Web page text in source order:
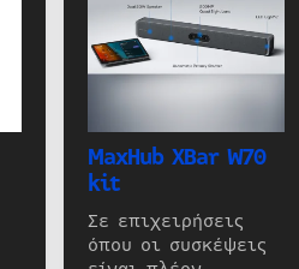
MaxHub XBar W70
kit
Σε επιχειρήσεις
όπου οι συσκέψεις